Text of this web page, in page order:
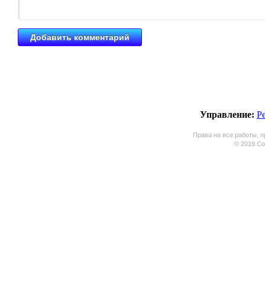
Управление:
Права на все работы,
© 2019